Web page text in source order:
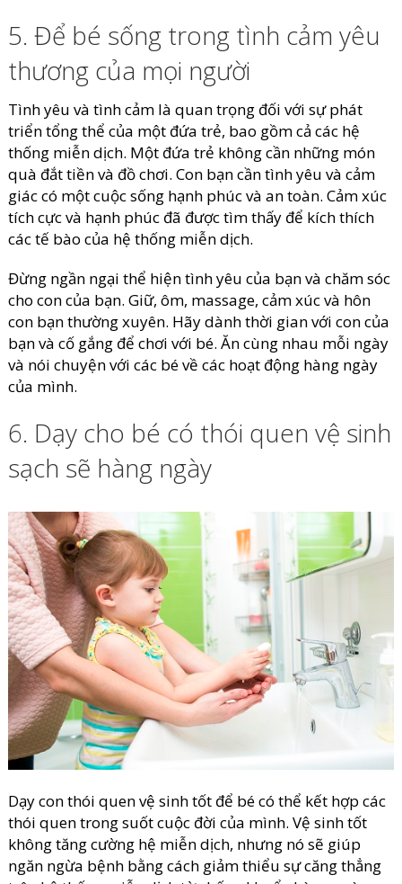
5. Để bé sống trong tình cảm yêu
thương của mọi người
Tình yêu và tình cảm là quan trọng đối với sự phát
triển tổng thể của một đứa trẻ, bao gồm cả các hệ
thống miễn dịch. Một đứa trẻ không cần những món
quà đắt tiền và đồ chơi. Con bạn cần tình yêu và cảm
giác có một cuộc sống hạnh phúc và an toàn. Cảm xúc
tích cực và hạnh phúc đã được tìm thấy để kích thích
các tế bào của hệ thống miễn dịch.
Đừng ngần ngại thể hiện tình yêu của bạn và chăm sóc
cho con của bạn. Giữ, ôm, massage, cảm xúc và hôn
con bạn thường xuyên. Hãy dành thời gian với con của
bạn và cố gắng để chơi với bé. Ăn cùng nhau mỗi ngày
và nói chuyện với các bé về các hoạt động hàng ngày
của mình.
6. Dạy cho bé có thói quen vệ sinh
sạch sẽ hàng ngày
Dạy con thói quen vệ sinh tốt để bé có thể kết hợp các
thói quen trong suốt cuộc đời của mình. Vệ sinh tốt
không tăng cường hệ miễn dịch, nhưng nó sẽ giúp
ngăn ngừa bệnh bằng cách giảm thiểu sự căng thẳng